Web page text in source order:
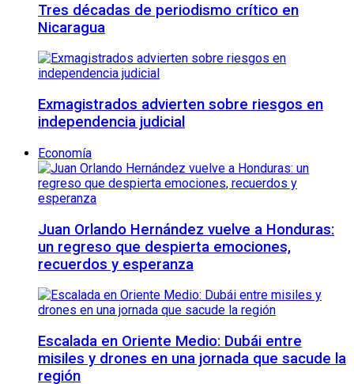
Tres décadas de periodismo crítico en
Nicaragua
Exmagistrados advierten sobre riesgos en
independencia judicial
Economía
Juan Orlando Hernández vuelve a Honduras:
un regreso que despierta emociones,
recuerdos y esperanza
Escalada en Oriente Medio: Dubái entre
misiles y drones en una jornada que sacude la
región